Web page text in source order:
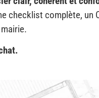
checklist complète,